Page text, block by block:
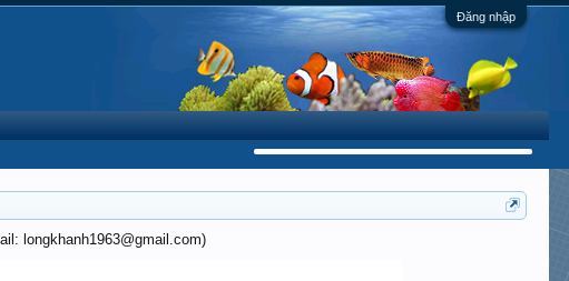
Đăng nhập
longkhanh1963@gmail.com)